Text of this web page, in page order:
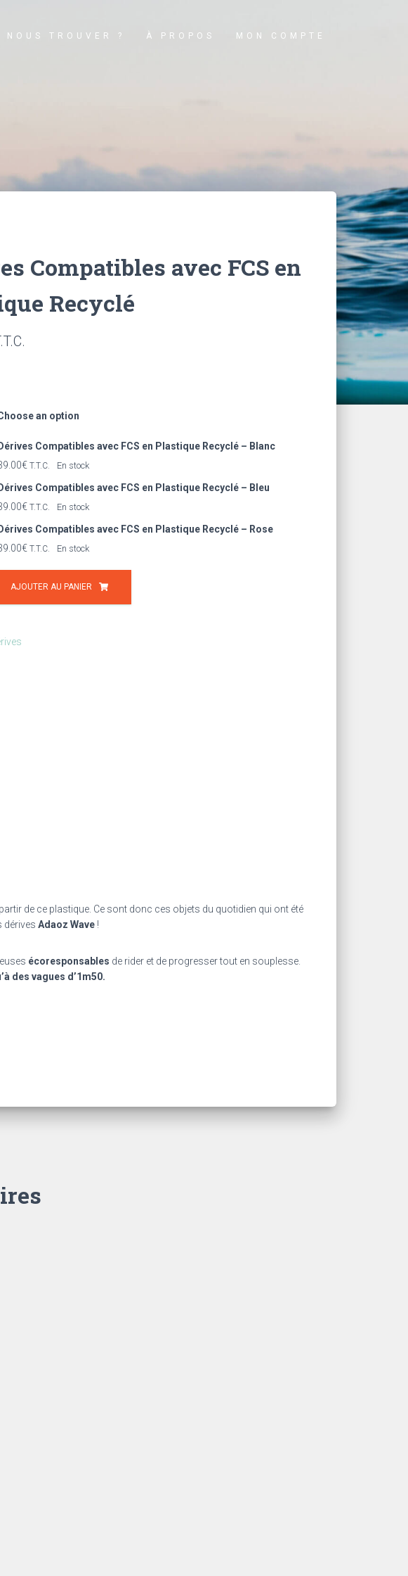
NOUS TROUVER ? À PROPOS MON COMPTE
Compatibles avec FCS en
Recyclé
an option
Dérives Compatibles avec FCS en Plastique Recyclé – Blanc
€ T.T.C. En stock
Dérives Compatibles avec FCS en Plastique Recyclé – Bleu
€ T.T.C. En stock
Dérives Compatibles avec FCS en Plastique Recyclé – Rose
€ T.T.C. En stock
AJOUTER AU PANIER
de ce plastique. Ce sont donc ces objets du quotidien qui ont été
dérives Adaoz Wave !
écoresponsables de rider et de progresser tout en souplesse.
des vagues d’1m50.